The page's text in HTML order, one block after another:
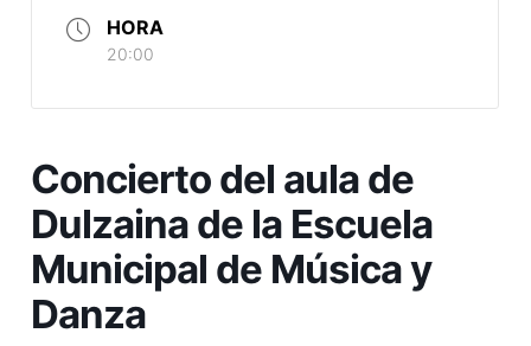
HORA
20:00
Concierto del aula de
Dulzaina de la Escuela
Municipal de Música y
Danza